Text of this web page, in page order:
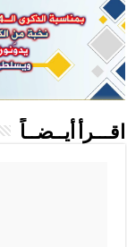
اقـــرأ أيــضــاً